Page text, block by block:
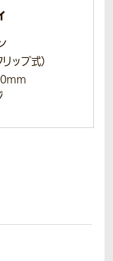
ップ式）